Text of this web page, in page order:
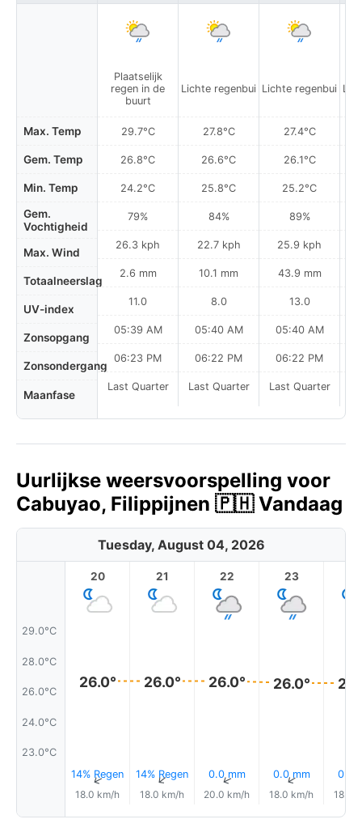
Max. Temp
Gem. Temp
Min. Temp
Gem.
Vochtigheid
Max. Wind
Totaalneerslag
UV-index
Zonsopgang
Zonsondergang
Maanfase
Plaatselijk
regen in de
buurt
29.7°C
26.8°C
24.2°C
79%
26.3 kph
2.6 mm
11.0
05:39 AM
06:23 PM
Last Quarter
Lichte regenbui
27.8°C
26.6°C
25.8°C
84%
22.7 kph
10.1 mm
8.0
05:40 AM
06:22 PM
Last Quarter
Lichte regenbui
27.4°C
26.1°C
25.2°C
89%
25.9 kph
43.9 mm
13.0
05:40 AM
06:22 PM
Last Quarter
Uurlijkse weersvoorspelling voor
Cabuyao, Filippijnen 🇵🇭 Vandaag
Tuesday, August 04, 2026
29.0°C
28.0°C
26.0°C
24.0°C
23.0°C
20
26.0°
14% Regen
↑
18.0 km/h
21
26.0°
14% Regen
↑
18.0 km/h
22
26.0°
0.0 mm
↑
20.0 km/h
23
26.0°
0.0 mm
↑
18.0 km/h
0.0
18.0